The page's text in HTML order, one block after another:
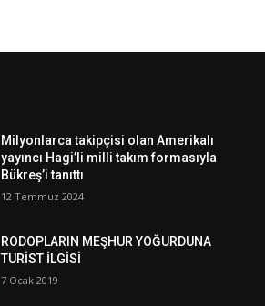
Milyonlarca takipçisi olan Amerikalı
yayıncı Hagi’li milli takım formasıyla
Bükreş’i tanıttı
12 Temmuz 2024
RODOPLARIN MEŞHUR YOĞURDUNA
TURİST İLGİSİ
7 Ocak 2019